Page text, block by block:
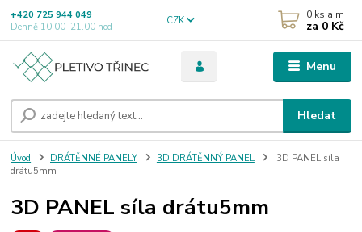
Menu
CZK
Hledat
+420 725 944 049
Denně 10.00–21.00 hod
0 ks a m
za 0 Kč
Úvod DRÁTĚNNÉ PANELY 3D DRÁTĚNNÝ PANEL
3D PANEL síla
drátu5mm
3D PANEL síla drátu5mm